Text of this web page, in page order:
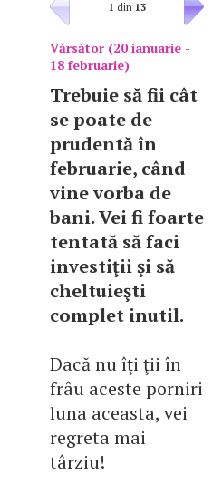
1 din 13
Vărsător (20 ianuarie -
18 februarie)
Trebuie să fii cât
se poate de
prudentă în
februarie, când
vine vorba de
bani. Vei fi foarte
tentată să faci
investiţii şi să
cheltuieşti
complet inutil.
Dacă nu îţi ţii în
frâu aceste porniri
luna aceasta, vei
regreta mai
târziu!